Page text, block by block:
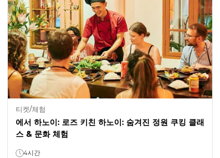
티켓/체험
에서 하노이: 로즈 키친 하노이: 숨겨진 정원 쿠킹 클래
스 & 문화 체험
4시간